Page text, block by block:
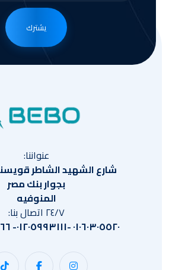
يشترك
عنواننا:
شارع الشهيد الشاطر
بجوار بنك مصر
المنوفيه
٢٤/٧ اتصال بنا:
٠١٠٦٠٣٠٥٥٢٠ -٠١٢٠٥٩٩٣١١١- ٠١٢٨٧٨٤٣٦٦٦